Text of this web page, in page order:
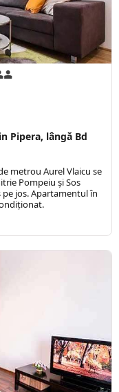
Pipera, lângă Bd
metrou Aurel Vlaicu se
Pompeiu și Sos
pe jos. Apartamentul în